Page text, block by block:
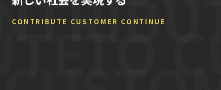
CONTRIBUTE CUSTOMER CONTINUE